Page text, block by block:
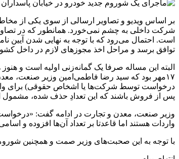
بر اساس ویدیو و تصاویر ارسالی از سوی یکی از
است. احتمال می‌رود که با توجه به نهایی شدن
توافق برسد و مراحل اخذ مجوزهای لازم در داخل
البته این مساله صرفا یک گمانه‌زنی اولیه است و
درخواست توسط شرکت‌ها یا اشخاص حقوقی) برای
پس از فروش باشند که این تعدادِ حذف شده، مشمول
وزیر صنعت، معدن و تجارت در ادامه گفت:
واردات هستند اما قاعدتا بر تعداد آن‌ها افزوده و
با توجه به این صحبت‌های وزیر صمت و همچنین